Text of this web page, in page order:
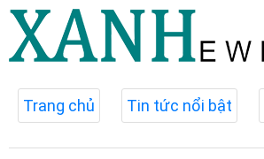
Trang chủ Tin tức nổi bật